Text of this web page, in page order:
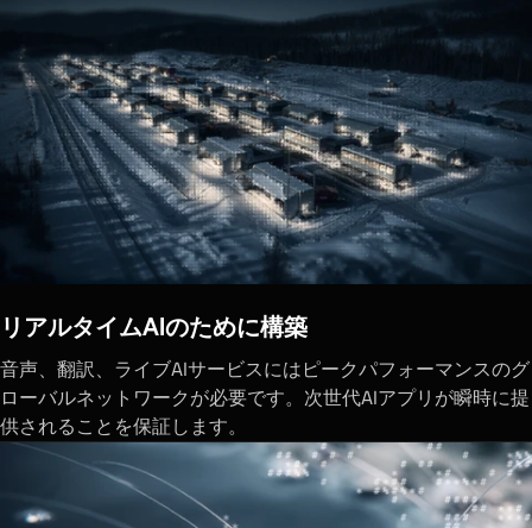
リアルタイムAIのために構築
音声、翻訳、ライブAIサービスにはピークパフォーマンスのグ
ローバルネットワークが必要です。次世代AIアプリが瞬時に提
供されることを保証します。